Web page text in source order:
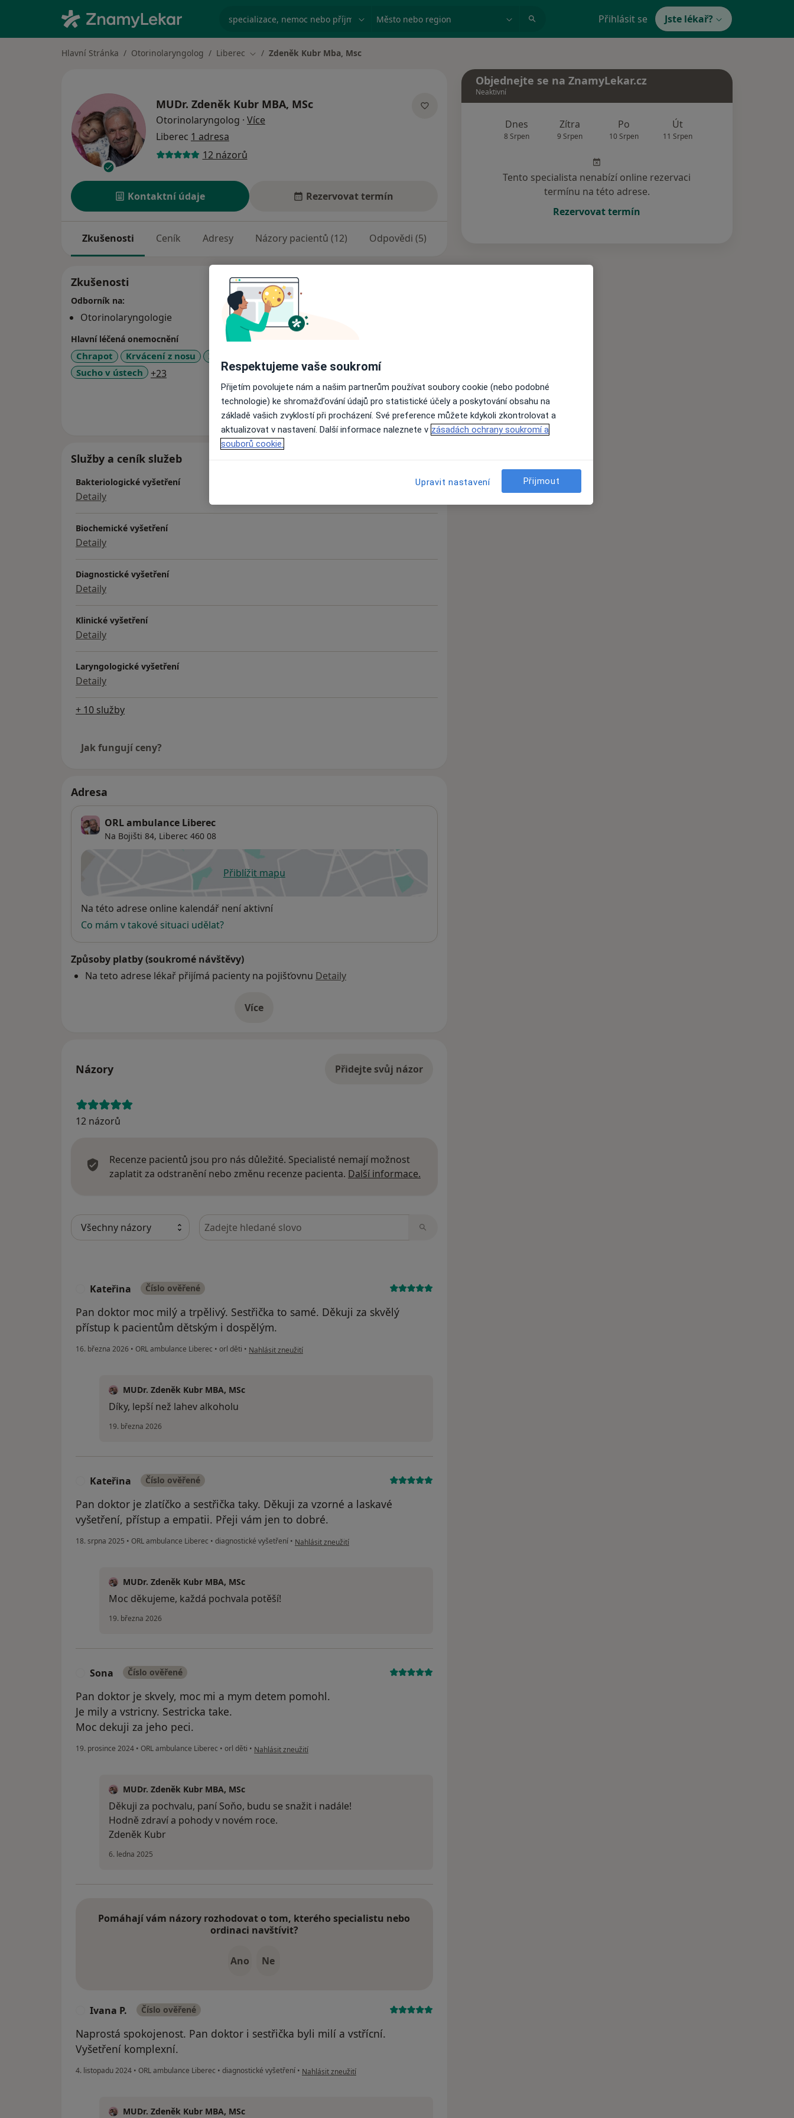
specializace, nemoc nebo příjmení Město nebo region Přihlásit se Jste lékař?
Hlavní Stránka Otorinolaryngolog Liberec Změna města
Zdeněk Kubr Mba, Msc
MUDr. Zdeněk Kubr MBA, MSc
Otorinolaryngolog · Více
Liberec 1 adresa
12 názorů
Kontaktní údaje Rezervovat termín
Zkušenosti Ceník Adresy Názory pacientů (12) Odpovědi (5)
Zkušenosti
Odborník na:
Otorinolaryngologie
Hlavní léčená onemocnění
Chrapot Krvácení z nosu Zvětšení mandlí
Sucho v ústech
+23 a11y_sr_more_diseases
Víceo zkušenostech
Služby a ceník služeb
Bakteriologické vyšetření
Detaily
Biochemické vyšetření
Detaily
Diagnostické vyšetření
Detaily
Klinické vyšetření
Detaily
Laryngologické vyšetření
Detaily
+ 10 služby
Jak fungují ceny?
Adresa
ORL ambulance Liberec
Na Bojišti 84, Liberec 460 08
Přiblížit mapuse otevře v nové záložce
Dostupnost
Na této adrese online kalendář není aktivní
Co mám v takové situaci udělat?
Způsoby platby (soukromé návštěvy)
Na teto adrese lékař přijímá pacienty na pojišťovnu Detaily
Víceo adrese
Názory Přidejte svůj názor
12 názorů
Recenze pacientů jsou pro nás důležité. Specialisté nemají možnost
zaplatit za odstranění nebo změnu recenze pacienta. Další informace.
Hledejte v názorech
Kateřina Číslo ověřené
Pan doktor moc milý a trpělivý. Sestřička to samé. Děkuji za skvělý
přístup k pacientům dětským i dospělým.
16. března 2026 • ORL ambulance Liberec • orl děti • podle názoru uživatele Kateřina
Nahlásit zneužití
MUDr. Zdeněk Kubr MBA, MSc
Díky, lepší než lahev alkoholu
19. března 2026
Kateřina Číslo ověřené
Pan doktor je zlatíčko a sestřička taky. Děkuji za vzorné a laskavé
vyšetření, přístup a empatii. Přeji vám jen to dobré.
18. srpna 2025 • ORL ambulance Liberec • diagnostické vyšetření • podle názoru uživatele Kateřina
Nahlásit zneužití
MUDr. Zdeněk Kubr MBA, MSc
Moc děkujeme, každá pochvala potěší!
19. března 2026
Sona Číslo ověřené
Pan doktor je skvely, moc mi a mym detem pomohl.
Je mily a vstricny. Sestricka take.
Moc dekuji za jeho peci.
19. prosince 2024 • ORL ambulance Liberec • orl děti • podle názoru uživatele Sona
Nahlásit zneužití
MUDr. Zdeněk Kubr MBA, MSc
Děkuji za pochvalu, paní Soňo, budu se snažit i nadále!
Hodně zdraví a pohody v novém roce.
Zdeněk Kubr
6. ledna 2025
Pomáhají vám názory rozhodovat o tom, kterého specialistu nebo
ordinaci navštívit?
Ano Ne
Ivana P. Číslo ověřené
Naprostá spokojenost. Pan doktor i sestřička byli milí a vstřícní.
Vyšetření komplexní.
4. listopadu 2024 • ORL ambulance Liberec • diagnostické vyšetření • podle názoru uživatele Ivana P.
Nahlásit zneužití
MUDr. Zdeněk Kubr MBA, MSc
Objednejte se na ZnamyLekar.cz
Neaktivní
Dnes
8 Srpen
Zítra
9 Srpen
Po
10 Srpen
Út
11 Srpen
Tento specialista nenabízí online rezervaci
termínu na této adrese.
Rezervovat termín
Respektujeme vaše soukromí
Přijetím povolujete nám a našim partnerům používat soubory cookie (nebo podobné
technologie) ke shromažďování údajů pro statistické účely a poskytování obsahu na
základě vašich zvyklostí při procházení. Své preference můžete kdykoli zkontrolovat a
aktualizovat v nastavení. Další informace naleznete v zásadách ochrany soukromí a
souborů cookie.
Upravit nastavení Přijmout